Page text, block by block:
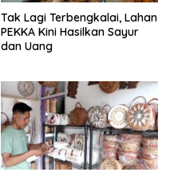
Tak Lagi Terbengkalai, Lahan
PEKKA Kini Hasilkan Sayur
dan Uang